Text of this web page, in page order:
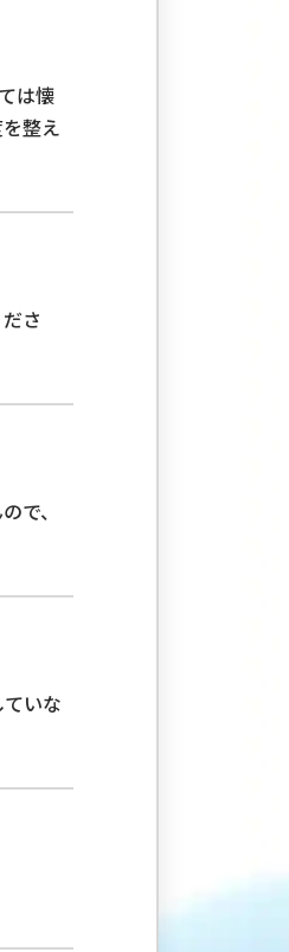
は懐
整え
さ
で、
いな